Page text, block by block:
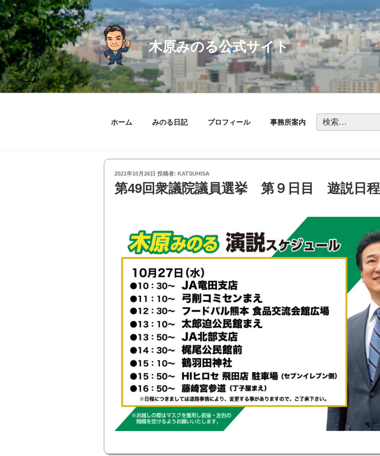
コ
ン
テ
ン
ツ
へ
ス
キ
木原みのる公式サイト
ホーム みのる日記 プロフィール 事務所案内
検
索:
投
稿
日:
2021年10月26日 投稿者: KATSUHISA
第49回衆議院議員選挙 第９日目 遊説日程